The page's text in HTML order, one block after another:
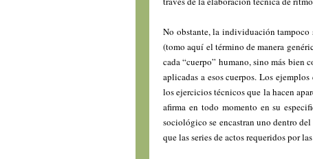
No obstante, la individuación tampoco
(tomo aquí el término de manera
cada “cuerpo” humano, sino más bien
aplicadas a esos cuerpos. Los
los ejercicios técnicos que la hacen
afirma en todo momento en su
sociológico se encastran uno dentro
que las series de actos requeridos por